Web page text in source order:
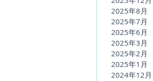
2025年8月
2025年7月
2025年6月
2025年3月
2025年2月
2025年1月
2024年12月